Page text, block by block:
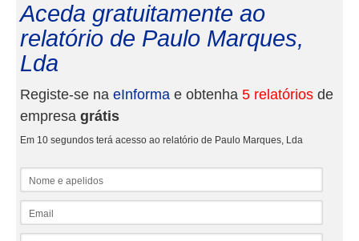
Aceda gratuitamente ao
relatório de Paulo Marques,
Lda
Registe-se na eInforma e obtenha 5 relatórios de
empresa grátis
Em 10 segundos terá acesso ao relatório de Paulo Marques, Lda